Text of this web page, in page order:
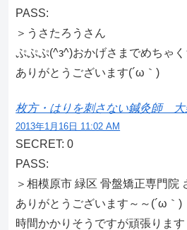
PASS:
＞うさたろうさん
ぷぷぷ(^з^)おかげさまでめちゃ
ありがとうございます(´ω｀)
枚方・はりを刺さない鍼灸師
2013年1月16日 11:02 AM
SECRET: 0
PASS:
＞相模原市 緑区 骨盤矯正専門院
ありがとうございます～～(´ω｀)
時間かかりそうですが頑張ります